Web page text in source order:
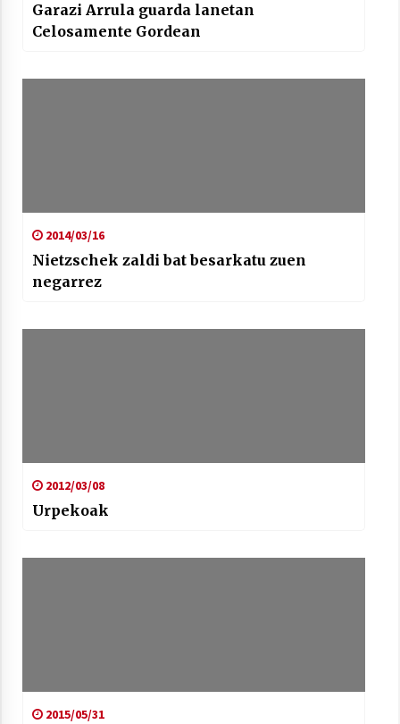
Garazi Arrula guarda lanetan
Celosamente Gordean
2014/03/16
Nietzschek zaldi bat besarkatu zuen
negarrez
2012/03/08
Urpekoak
2015/05/31